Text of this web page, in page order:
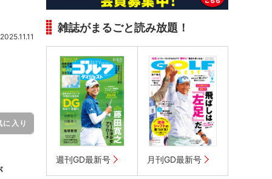
2025.11.11
に入り
雑誌がまるごと読み放題！
週刊GD最新号 月刊GD最新号